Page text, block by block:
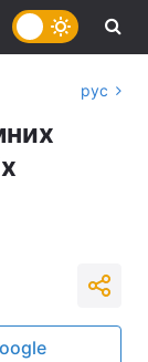
рус